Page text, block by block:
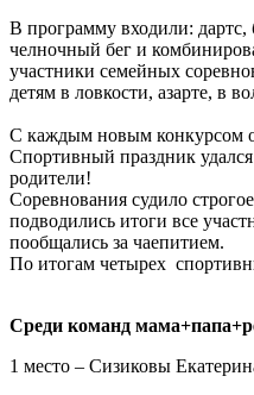
В программу входили: дартс,
челночный бег и
участники семейных
детям в ловкости, азарте, в
С каждым новым конкурсом
Спортивный праздник
родители!
Соревнования судило
подводились итоги все
пообщались за чаепитием.
По итогам четырех
Среди команд
1 место – Сизиковы